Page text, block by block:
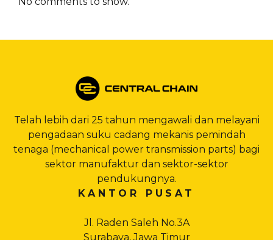
Telah lebih dari 25 tahun mengawali dan melayani
pengadaan suku cadang mekanis pemindah
tenaga (mechanical power transmission parts) bagi
sektor manufaktur dan sektor-sektor
pendukungnya.
KANTOR PUSAT
Jl. Raden Saleh No.3A
Surabaya, Jawa Timur